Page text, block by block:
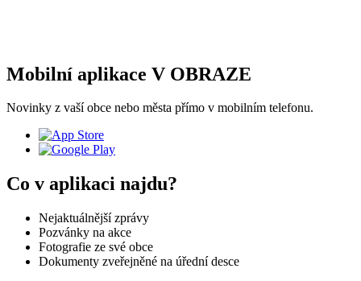
Mobilní aplikace V OBRAZE
Novinky z vaší obce nebo města přímo v mobilním telefonu.
Co v aplikaci najdu?
Nejaktuálnější zprávy
Pozvánky na akce
Fotografie ze své obce
Dokumenty zveřejněné na úřední desce